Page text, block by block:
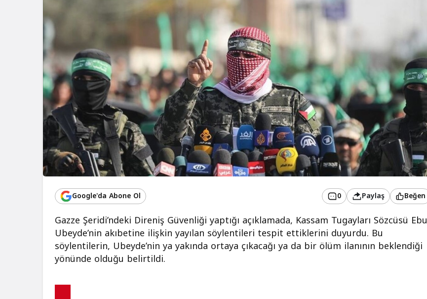
Google'da Abone Ol 0 Paylaş Beğen
Gazze Şeridi’ndeki Direniş Güvenliği yaptığı açıklamada, Kassam Tugayları Sözcüsü Ebu
Ubeyde’nin akıbetine ilişkin yayılan söylentileri tespit ettiklerini duyurdu. Bu
söylentilerin, Ubeyde’nin ya yakında ortaya çıkacağı ya da bir ölüm ilanının beklendiği
yönünde olduğu belirtildi.